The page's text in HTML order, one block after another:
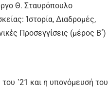
Θ. Σταυρόπουλο
Ἱστορία, Διαδρομές,
Προσεγγίσεις (μέρος B΄)
᾽21 και η υπονόμευσή του